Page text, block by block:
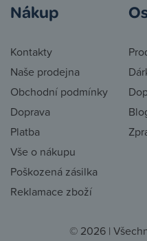
Nákup
Kontakty
Naše prodejna
Obchodní podmínky
Doprava
Platba
Vše o nákupu
Poškozená zásilka
Reklamace zboží
© 2026 |